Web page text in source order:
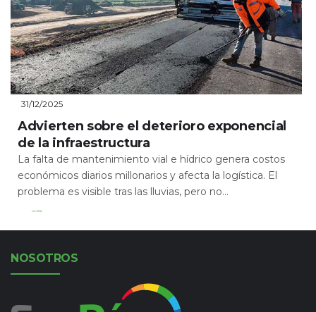
31/12/2025
Advierten sobre el deterioro exponencial
de la infraestructura
La falta de mantenimiento vial e hídrico genera costos
económicos diarios millonarios y afecta la logística. El
problema es visible tras las lluvias, pero no...
Leer Más
NOSOTROS